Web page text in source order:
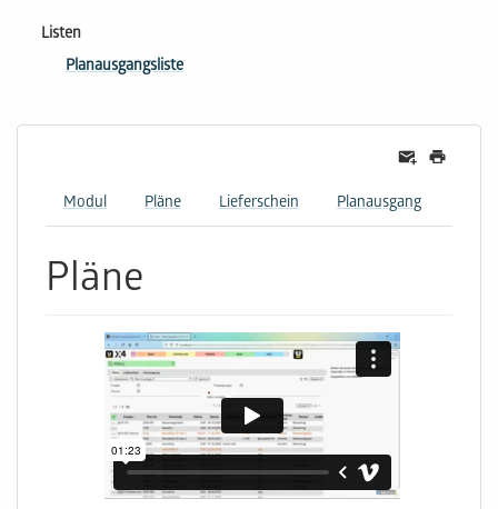
Listen
Planausgangsliste
Modul Pläne Lieferschein Planausgang
Pläne